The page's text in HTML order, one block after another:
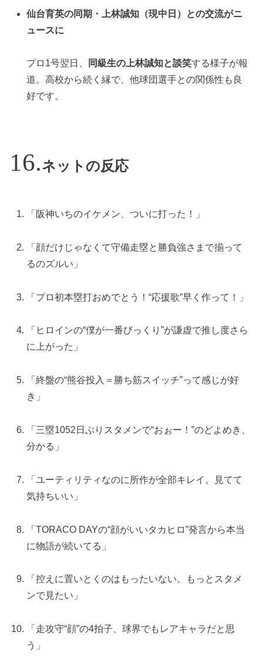
仙台育英の同期・上林誠知（現中日）との交流がニ
ュースに
プロ1号翌日、 同級生の上林誠知と談笑する様子が報
道。高校から続く縁で、他球団選手との関係性も良
好です。
ネットの反応
「阪神いちのイケメン、ついに打った！」
「顔だけじゃなくて守備走塁と勝負強さまで揃って
るのズルい」
「プロ初本塁打おめでとう！“応援歌”早く作って！」
「ヒロインの“僕が一番びっくり”が謙虚で推し度さら
に上がった」
「終盤の“熊谷投入＝勝ち筋スイッチ”って感じが好
き」
「三塁1052日ぶりスタメンで“おぉー！”のどよめき、
分かる」
「ユーティリティなのに所作が全部キレイ。見てて
気持ちいい」
「TORACO DAYの“顔がいいタカヒロ”発言から本当
に物語が続いてる」
「控えに置いとくのはもったいない。もっとスタメ
ンで見たい」
「走攻守“顔”の4拍子、球界でもレアキャラだと思
う」